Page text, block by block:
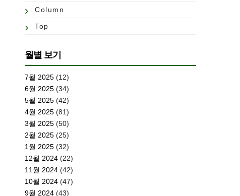
Column
Top
월별 보기
7월 2025 (12)
6월 2025 (34)
5월 2025 (42)
4월 2025 (81)
3월 2025 (50)
2월 2025 (25)
1월 2025 (32)
12월 2024 (22)
11월 2024 (42)
10월 2024 (47)
9월 2024 (43)